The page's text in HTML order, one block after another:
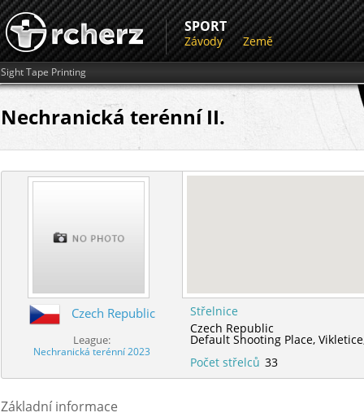
SPORT
Závody Země
Sight Tape Printing
Nechranická terénní II.
Czech Republic
League:
Nechranická terénní 2023
Střelnice
Czech Republic
Default Shooting Place,
Počet střelců 33
Základní informace